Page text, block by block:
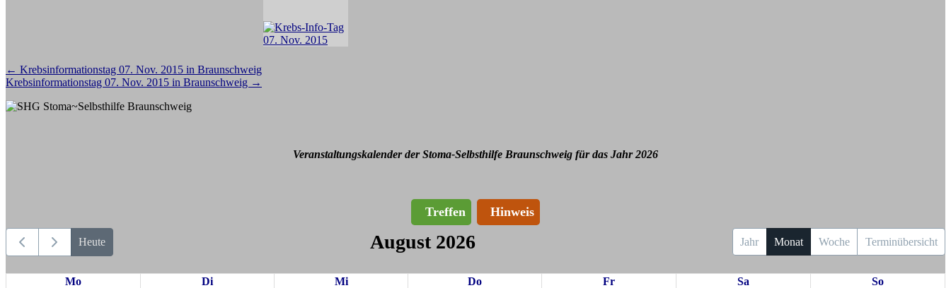
Beitragsnavigation
← Krebsinformationstag 07. Nov. 2015 in Braunschweig
Krebsinformationstag 07. Nov. 2015 in Braunschweig →
Veranstaltungskalender der Stoma-Selbsthilfe Braunschweig für das Jahr 2026
Treffen Hinweis
Heute August 2026 Jahr Monat Woche Terminübersicht
Mo Di Mi Do Fr Sa
So